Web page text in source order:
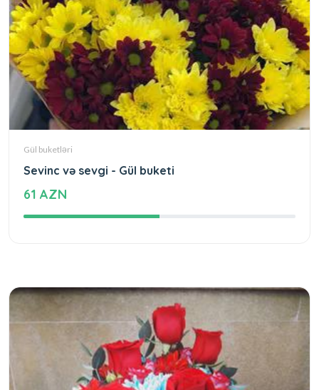
Gül buketləri
Sevinc və sevgi - Gül buketi
61 AZN